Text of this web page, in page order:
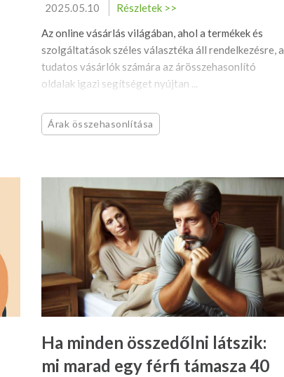
2025.05.10
Részletek >>
Az online vásárlás világában, ahol a termékek és
szolgáltatások széles választéka áll rendelkezésre, a
tudatos vásárlók számára az árösszehasonlító
oldalak igazi segítséget nyújtan ...
Árak összehasonlítása
Ha minden összedőlni látszik:
mi marad egy férfi támasza 40